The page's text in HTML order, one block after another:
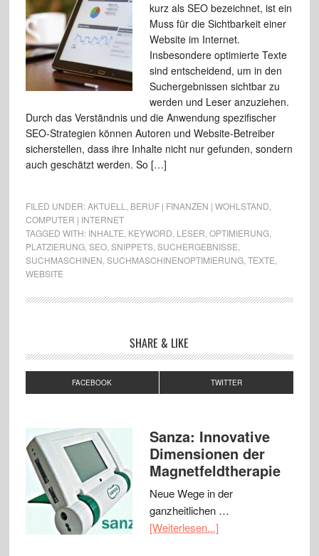
kurz als SEO bezeichnet, ist ein
Muss für die Sichtbarkeit einer
Website im Internet.
Insbesondere optimierte Texte
sind entscheidend, um in den
Suchergebnissen sichtbar zu
werden und Leser anzuziehen.
Durch das Verständnis und die Anwendung spezifischer
SEO-Strategien können Autoren und Website-Betreiber
sicherstellen, dass ihre Inhalte nicht nur gefunden, sondern
auch geschätzt werden. So […]
FILED UNDER:AKTUELL BERUF | FINANZEN | WOHLSTAND
COMPUTER | INTERNET
TAGGED WITH: INHALTE KEYWORD LESER OPTIMIERUNG,
PLATZIERUNG, SEO, SNIPPETS, SUCHERGEBNISSE
SUCHMASCHINEN SUCHMASCHINENOPTIMIERUNG, TEXTE
WEBSITE
SHARE & LIKE
FACEBOOK TWITTER
Sanza: Innovative
Dimensionen der
Magnetfeldtherapie
Neue Wege in der
ganzheitlichen …
[Weiterlesen...]